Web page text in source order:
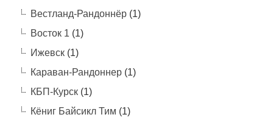
Вестланд-Рандоннёр(1)
Восток 1 (1)
Ижевск(1)
Караван-Рандоннер(1)
КБП-Курск(1)
Кёниг Байсикл Тим (1)